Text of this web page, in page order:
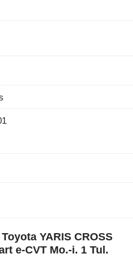
YARIS CROSS
e-CVT Mo.-i. 1 Tul.